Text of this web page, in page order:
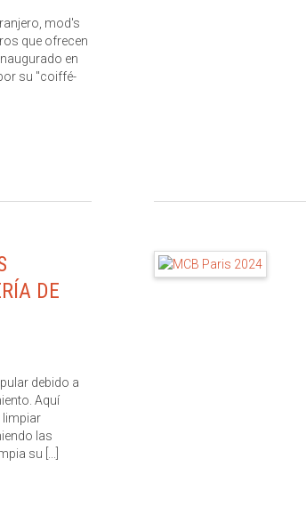
mod's
que ofrecen
en
su "coiffé-
DE
debido a
Aquí
limpiar
las
su [...]